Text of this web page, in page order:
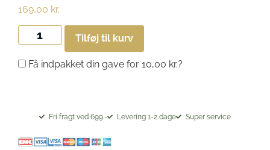
169,00 kr.
Tilføj til kurv
Få indpakket din gave for 10,00 kr.?
Fri fragt ved 699.- Levering 1-2 dage Super service